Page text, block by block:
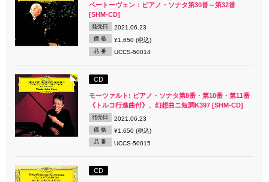
ベートーヴェン：ピアノ・ソナタ第30番～第32番
[SHM-CD]
発売日 2021.06.23
価 格 ¥1,650 (税込)
品 番 UCCS-50014
CD
モーツァルト: ピアノ・ソナタ第8番・第10番・第11番
《トルコ行進曲付》、幻想曲ニ短調K397 [SHM-CD]
発売日 2021.06.23
価 格 ¥1,650 (税込)
品 番 UCCS-50015
CD